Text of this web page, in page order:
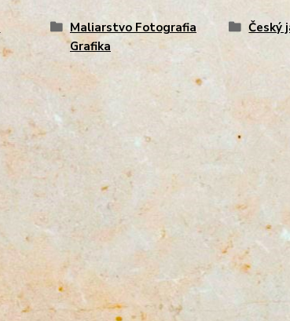
Maliarstvo Fotografia
Grafika
Český